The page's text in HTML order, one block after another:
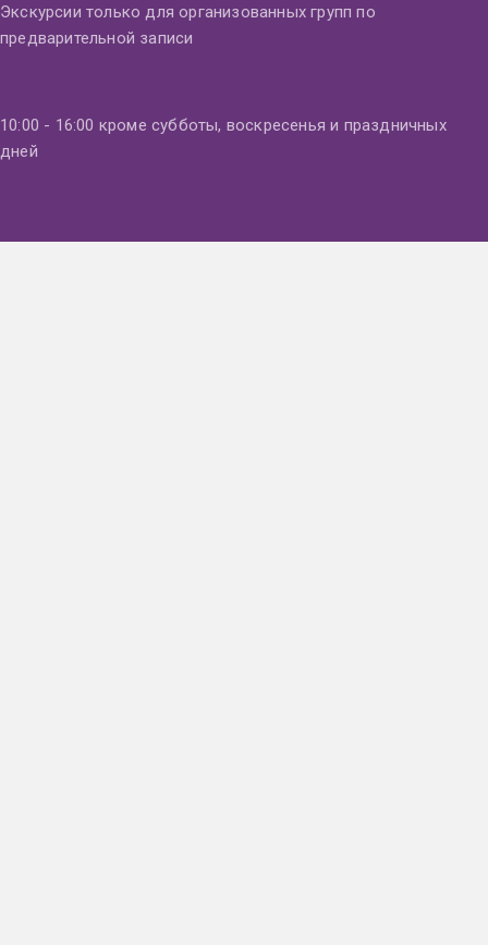
Экскурсии только для организованных групп по
предварительной записи
10:00 - 16:00 кроме субботы, воскресенья и праздничных
дней